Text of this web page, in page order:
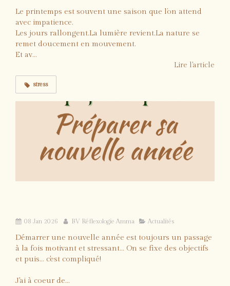
Le printemps est souvent une saison que l’on attend
avec impatience.
Les jours rallongent.La lumière revient.La nature se
remet doucement en mouvement.
Et av...
Lire l'article
stress
08 Jan 2026 BV Réflexologie Amma Actualités
Démarrer une nouvelle année est toujours un passage
à la fois motivant et stressant... On se fixe des objectifs
et puis... c'est compliqué!
J'ai à coeur de...